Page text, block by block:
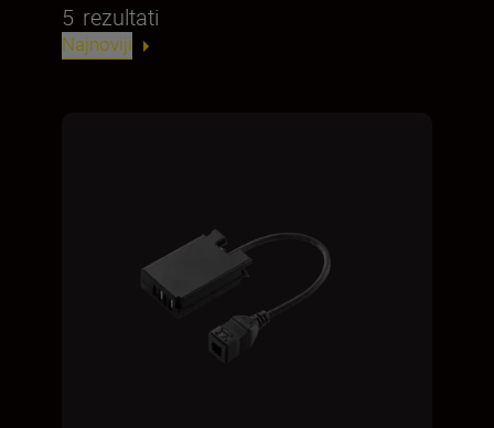
5 rezultati
Najnoviji